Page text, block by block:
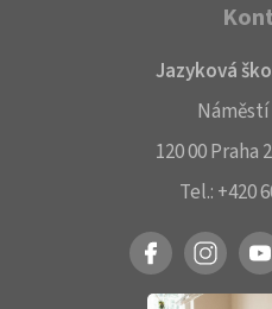
Jazyková
120 00 Praha
Tel.: +420